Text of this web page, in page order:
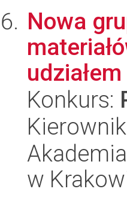
Nowa
Konkurs:
w